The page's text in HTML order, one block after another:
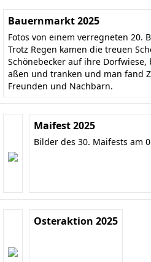
Bauernmarkt 2025
Fotos von einem verregneten 20.
Trotz Regen kamen die treuen
Schönebecker auf ihre Dorfwiese,
aßen und tranken und man fand
Freunden und Nachbarn.
Maifest 2025
Bilder des 30. Maifests am
Osteraktion 2025